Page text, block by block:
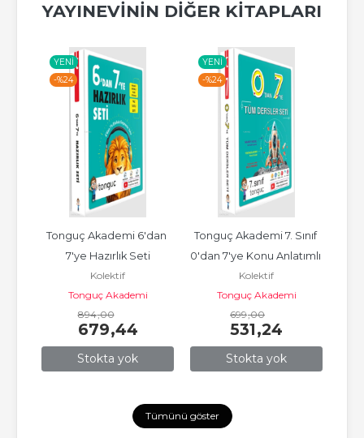
YAYINEVININ DIĞER KITAPLARI
YENI
-%24
Stokta yok
Tonguç Akademi 6'dan
7'ye Hazırlık Seti
Kolektif
Tonguç Akademi
894,00
679,44
YENI
-%24
Stokta yok
Tonguç Akademi 7. Sınıf
0'dan 7'ye Konu Anlatımlı
Soru Bankası Seti
Kolektif
Tonguç Akademi
699,00
531,24
Tümünü göster